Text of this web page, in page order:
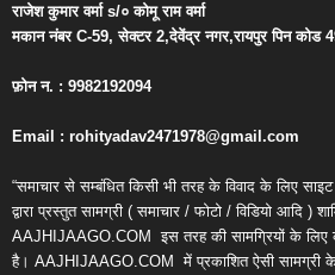
राजेश कुमार वर्माs/० कोमू राम वर्मा
मकान नंबरC-59,सेक्टर2,देवेंद्र नगर,रायपुर पिन कोड
फ़ोन न. : 9982192094
Email : rohityadav2471978@gmail.com
“समाचार से सम्बंधित किसी भी तरह के विवाद के लिए
द्वारा प्रस्तुत सामग्री ( समाचार / फोटो / विडियो आदि )
AAJHIJAAGO.COM इस तरह की सामग्रियों के लिए
है। AAJHIJAAGO.COM में प्रकाशित ऐसी सामग्री